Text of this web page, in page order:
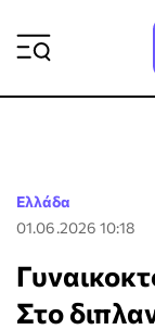
Ελλάδα
01.06.2026 10:18
Στο